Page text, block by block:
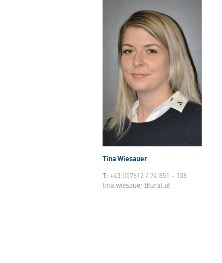
Tina Wiesauer
T: +43 (0)7612 / 74 851 - 138
tina.wiesauer@fural.at